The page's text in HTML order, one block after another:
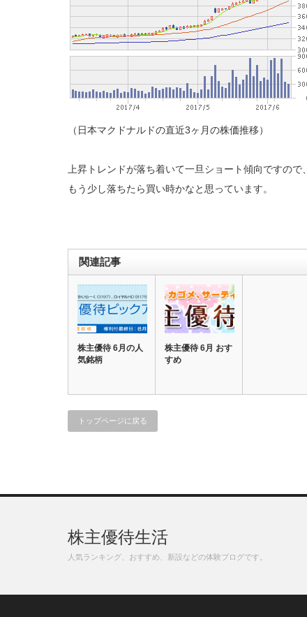
（日本マクドナルドの直近3ヶ月の株価推移）
上昇トレンドが落ち着いて一旦ショート傾向ですので、
もう少し落ちたら買い時かなと思っています。
関連記事
株主優待 6月の人
気銘柄
株主優待 6月 おす
すめ
トップページに戻る
株主優待生活
人気ランキング、おすすめ、新設などの体験ブログです。